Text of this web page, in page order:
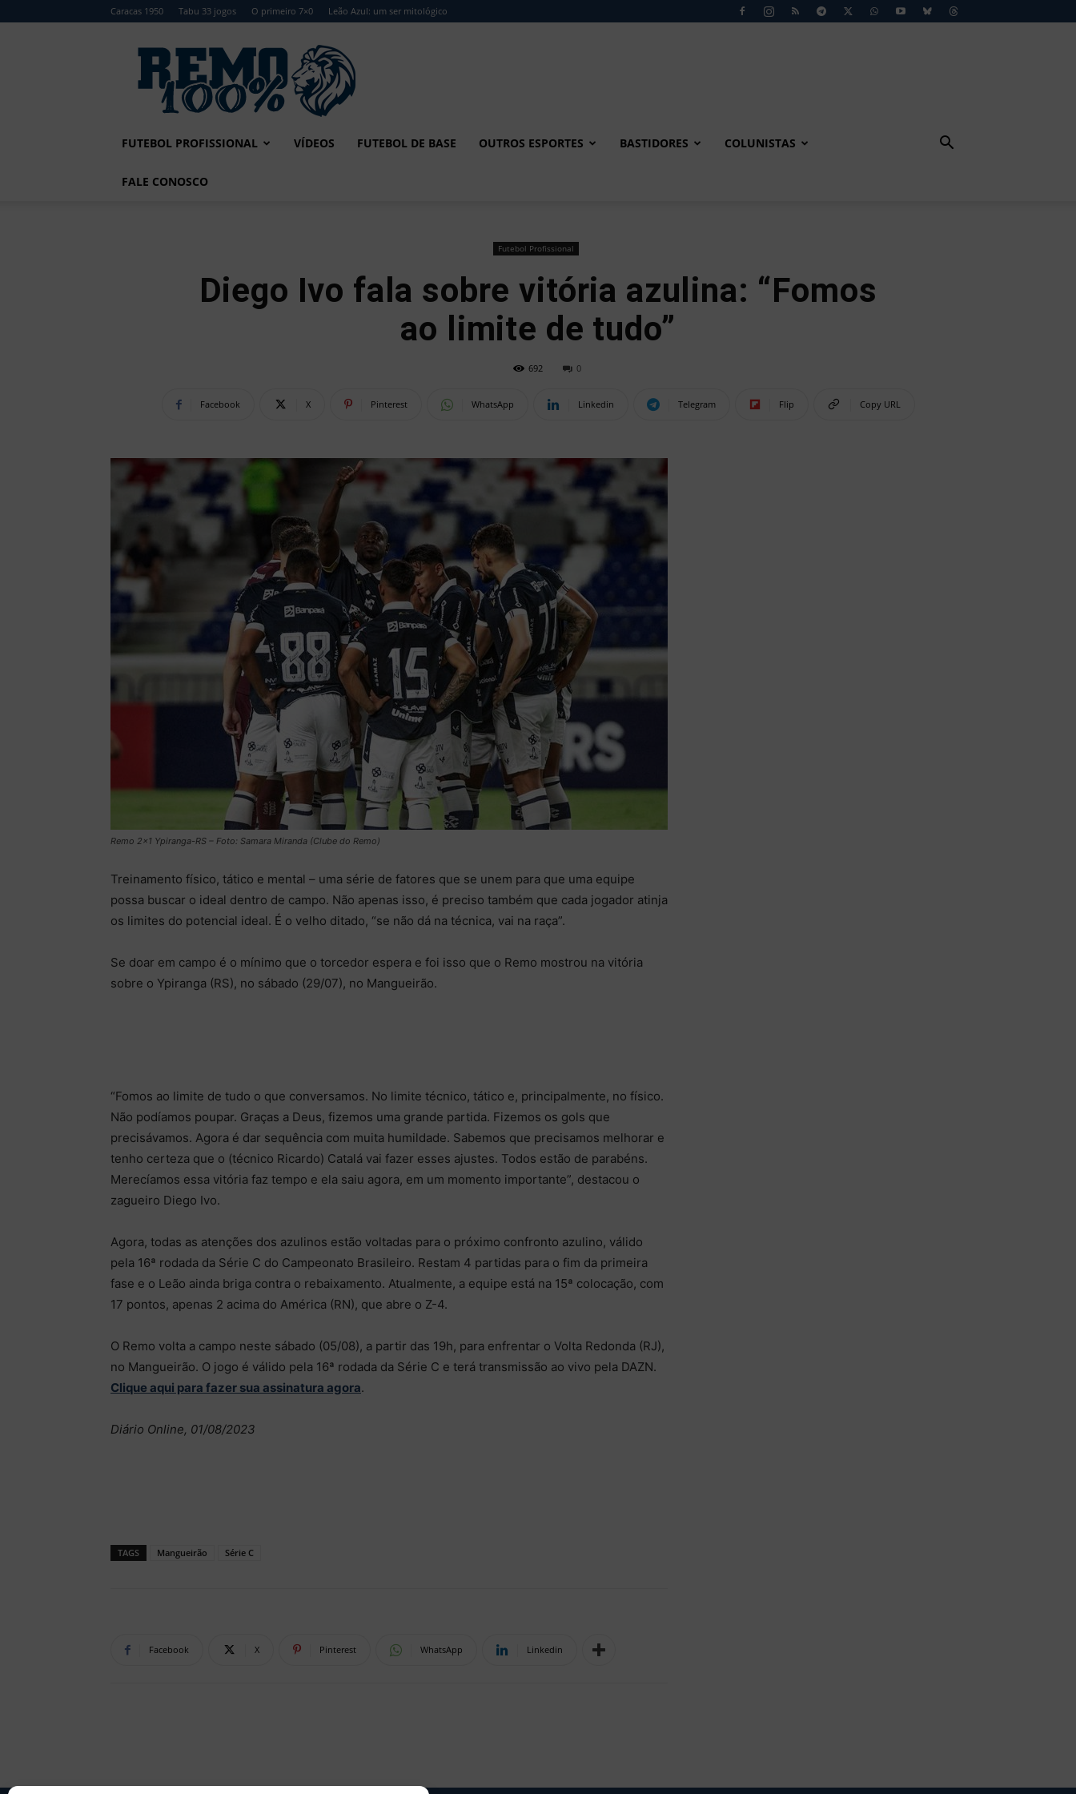
Caracas 1950 Tabu 33 jogos O primeiro 7×0 Leão Azul: um ser mitológico
Remo
FUTEBOL PROFISSIONAL VÍDEOS FUTEBOL DE BASE OUTROS ESPORTES BASTIDORES COLUNISTAS
FALE CONOSCO
Futebol Profissional
Diego Ivo fala sobre vitória azulina: “Fomos
ao limite de tudo”
692 0
Facebook X Pinterest WhatsApp Linkedin Telegram Flip Copy URL
Remo 2×1 Ypiranga-RS – Foto: Samara Miranda (Clube do Remo)
Treinamento físico, tático e mental – uma série de fatores que se unem para que uma equipe
possa buscar o ideal dentro de campo. Não apenas isso, é preciso também que cada jogador atinja
os limites do potencial ideal. É o velho ditado, “se não dá na técnica, vai na raça”.
Se doar em campo é o mínimo que o torcedor espera e foi isso que o Remo mostrou na vitória
sobre o Ypiranga (RS), no sábado (29/07), no Mangueirão.
“Fomos ao limite de tudo o que conversamos. No limite técnico, tático e, principalmente, no físico.
Não podíamos poupar. Graças a Deus, fizemos uma grande partida. Fizemos os gols que
precisávamos. Agora é dar sequência com muita humildade. Sabemos que precisamos melhorar e
tenho certeza que o (técnico Ricardo) Catalá vai fazer esses ajustes. Todos estão de parabéns.
Merecíamos essa vitória faz tempo e ela saiu agora, em um momento importante”, destacou o
zagueiro Diego Ivo.
Agora, todas as atenções dos azulinos estão voltadas para o próximo confronto azulino, válido
pela 16ª rodada da Série C do Campeonato Brasileiro. Restam 4 partidas para o fim da primeira
fase e o Leão ainda briga contra o rebaixamento. Atualmente, a equipe está na 15ª colocação, com
17 pontos, apenas 2 acima do América (RN), que abre o Z-4.
O Remo volta a campo neste sábado (05/08), a partir das 19h, para enfrentar o Volta Redonda (RJ),
no Mangueirão. O jogo é válido pela 16ª rodada da Série C e terá transmissão ao vivo pela DAZN.
Clique aqui para fazer sua assinatura agora.
Diário Online, 01/08/2023
TAGS Mangueirão Série C
Facebook X Pinterest WhatsApp Linkedin